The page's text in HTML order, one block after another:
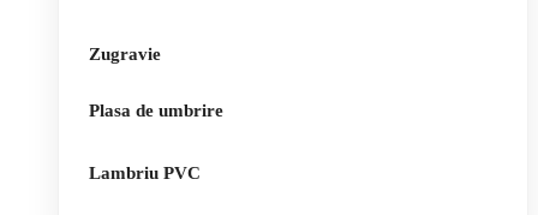
Zugravie
Plasa de umbrire
Lambriu PVC